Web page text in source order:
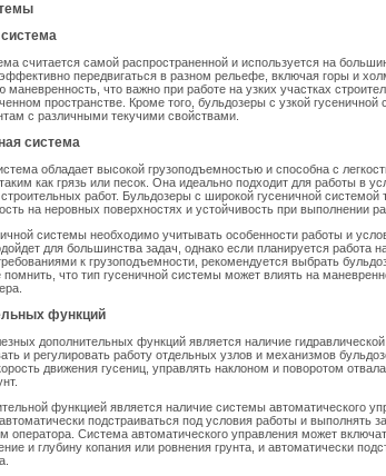
система
считается самой распространенной и используется на
передвигаться в разном рельефе, включая горы и
что важно при работе на узких участках
пространстве. Кроме того, бульдозеры с узкой
с различными текучими свойствами.
система
обладает высокой грузоподъемностью и способна с
как грязь или песок. Она идеально подходит для работы в
работ. Бульдозеры с широкой гусеничной системой
на неровных поверхностях и устойчивость при выполнении
системы необходимо учитывать особенности работы и
для большинства задач, однако если планируется работа
к грузоподъемности, рекомендуется выбрать
что тип гусеничной системы может влиять на
функций
дополнительных функций является наличие
и регулировать работу отдельных узлов и механизмов
движения гусениц, управлять наклоном и поворотом
функцией является наличие системы автоматического
подстраиваться под условия работы и выполнять
Система автоматического управления может
и глубину копания или ровнения грунта, и автоматически